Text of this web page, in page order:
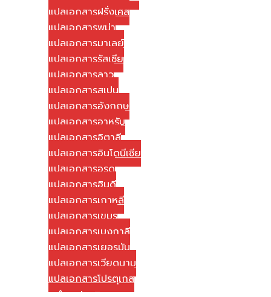
แปลเอกสารฝรั่งเศส
แปลเอกสารพม่า
แปลเอกสารมาเลย์
แปลเอกสารรัสเซีย
แปลเอกสารลาว
แปลเอกสารสเปน
แปลเอกสารอังกฤษ
แปลเอกสารอาหรับ
แปลเอกสารอิตาลี
แปลเอกสารอินโดนีเซีย
แปลเอกสารอูรดู
แปลเอกสารฮินดี
แปลเอกสารเกาหลี
แปลเอกสารเขมร
แปลเอกสารเบงกาลี
แปลเอกสารเยอรมัน
แปลเอกสารเวียดนาม
แปลเอกสารโปรตุเกส